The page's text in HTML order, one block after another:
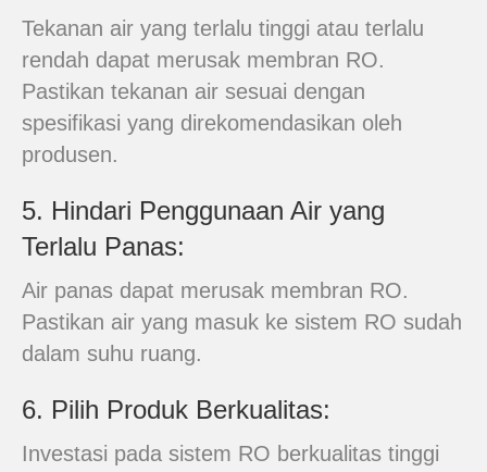
Tekanan air yang terlalu tinggi atau terlalu
rendah dapat merusak membran RO.
Pastikan tekanan air sesuai dengan
spesifikasi yang direkomendasikan oleh
produsen.
5. Hindari Penggunaan Air yang
Terlalu Panas:
Air panas dapat merusak membran RO.
Pastikan air yang masuk ke sistem RO sudah
dalam suhu ruang.
6. Pilih Produk Berkualitas:
Investasi pada sistem RO berkualitas tinggi